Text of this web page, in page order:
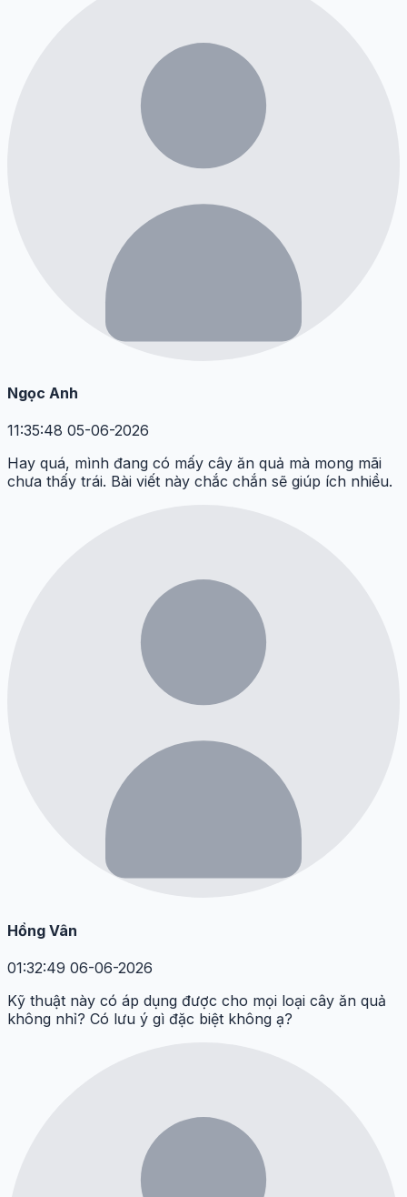
Ngọc Anh
11:35:48 05-06-2026
Hay quá, mình đang có mấy cây ăn quả mà mong mãi
chưa thấy trái. Bài viết này chắc chắn sẽ giúp ích nhiều.
Hồng Vân
01:32:49 06-06-2026
Kỹ thuật này có áp dụng được cho mọi loại cây ăn quả
không nhỉ? Có lưu ý gì đặc biệt không ạ?